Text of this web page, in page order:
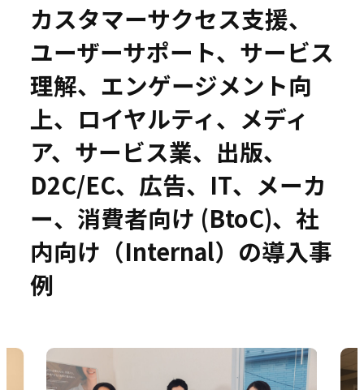
事例
セミナー
お役立ち情報
お問い合わせ
カスタマーサクセス支援、
ユーザーサポート、サービス
理解、エンゲージメント向
上、ロイヤルティ、メディ
ア、サービス業、出版、
D2C/EC、広告、IT、メーカ
ー、消費者向け (BtoC)、社
内向け（Internal）の導入事
例